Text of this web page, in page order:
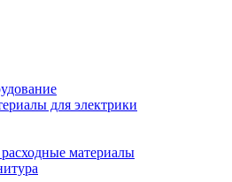
для электрики
материалы